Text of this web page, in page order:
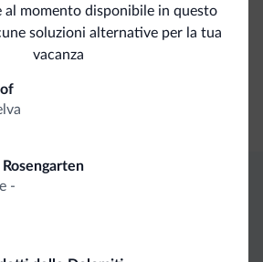
al momento disponibile in questo
soluzioni alternative per la tua
vacanza
-
Dolomiti.it